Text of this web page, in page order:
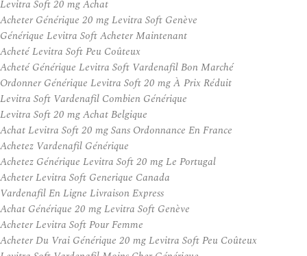
Levitra Soft 20 mg Achat
Acheter Générique 20 mg Levitra Soft Genève
Générique Levitra Soft Acheter Maintenant
Acheté Levitra Soft Peu Coûteux
Acheté Générique Levitra Soft Vardenafil Bon Marché
Ordonner Générique Levitra Soft 20 mg À Prix Réduit
Levitra Soft Vardenafil Combien Générique
Levitra Soft 20 mg Achat Belgique
Achat Levitra Soft 20 mg Sans Ordonnance En France
Achetez Vardenafil Générique
Achetez Générique Levitra Soft 20 mg Le Portugal
Acheter Levitra Soft Generique Canada
Vardenafil En Ligne Livraison Express
Achat Générique 20 mg Levitra Soft Genève
Acheter Levitra Soft Pour Femme
Acheter Du Vrai Générique 20 mg Levitra Soft Peu Coûteux